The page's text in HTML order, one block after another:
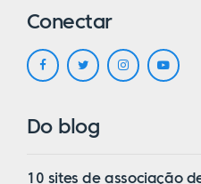
Conectar
Do blog
10 sites de associação